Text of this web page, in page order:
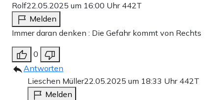
Rolf22.05.2025 um 16:00 Uhr 442T
Melden
Immer daran denken : Die Gefahr kommt von Rechts
0
Antworten
Lieschen Müller22.05.2025 um 18:33 Uhr 442T
Melden